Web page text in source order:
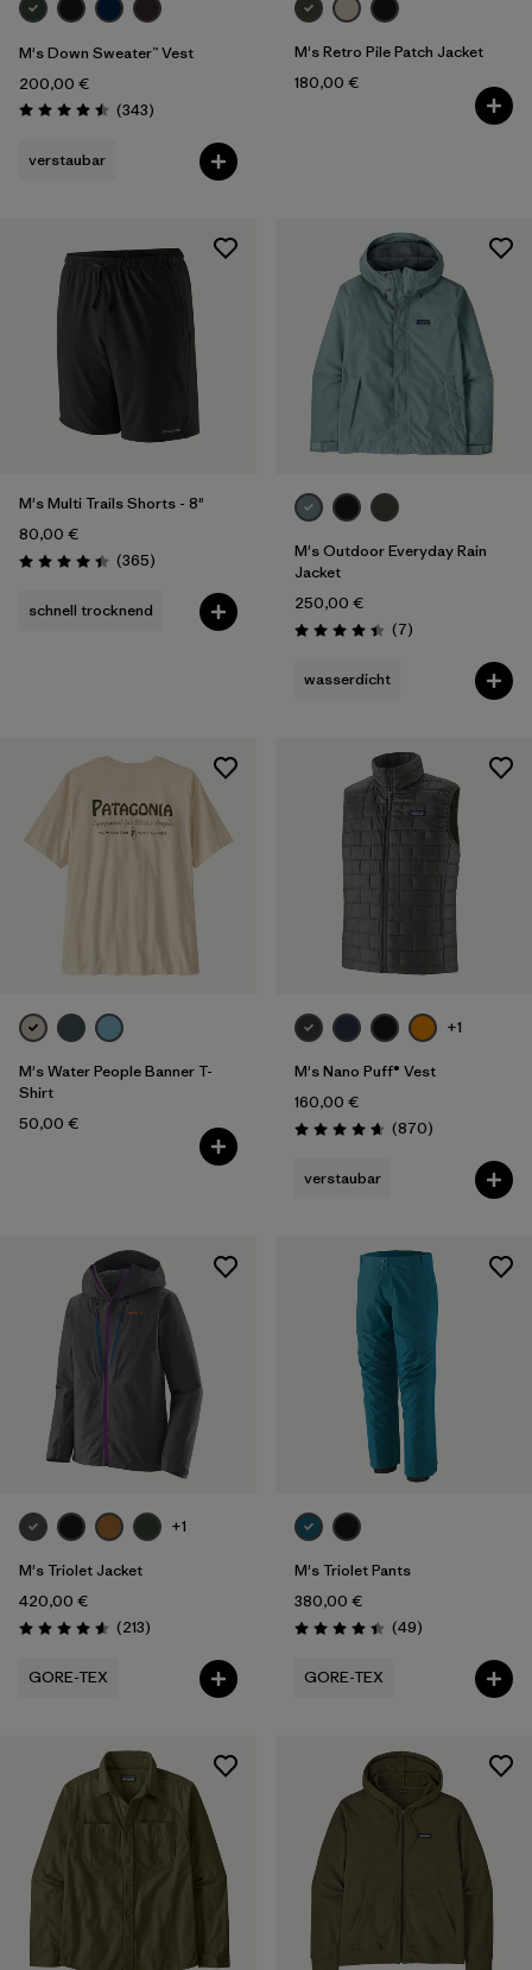
M's Down Sweater™ Vest
200,00 €
Bewertung: 4.5 / 5
(343Rezensionen
)
verstaubar
M's Retro Pile Patch Jacket
180,00 €
M's Multi Trails Shorts - 8"
80,00 €
Bewertung: 4.4 / 5
(365Rezensionen
)
schnell trocknend
M's Outdoor Everyday Rain
Jacket
250,00 €
Bewertung: 4.4 / 5
(7Rezensionen
)
wasserdicht
M's Water People Banner T-
Shirt
50,00 €
+1
M's Nano Puff® Vest
160,00 €
Bewertung: 4.7 / 5
(870Rezensionen
)
verstaubar
+1
M's Triolet Jacket
420,00 €
Bewertung: 4.6 / 5
(213Rezensionen
)
GORE-TEX
M's Triolet Pants
380,00 €
Bewertung: 4.4 / 5
(49Rezensionen
)
GORE-TEX